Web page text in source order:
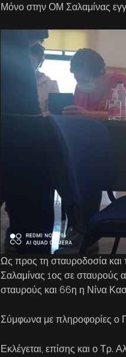
Μόνο στην ΟΜ Σαλαμίνας
Ως προς τη σταυροδοσία και
Σαλαμίνας 1ος σε σταυρούς
σταυρούς και 66η η Νίνα
Σύμφωνα με πληροφορίες ο
Εκλέγεται, επίσης και ο Τρ.